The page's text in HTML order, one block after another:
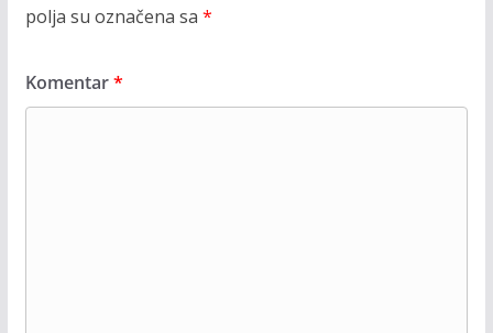
polja su označena sa *
Komentar*